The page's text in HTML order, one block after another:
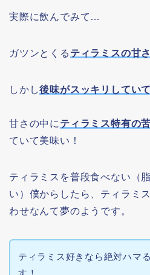
実際に飲んでみて…
ガツンとくる ティラミスの甘さ
しかし後味がスッキリしてい
甘さの中に ティラミス特有の
ていて美味い！
ティラミスを普段食べない（
い）僕からしたら、ティラミ
わせなんて夢のようです。
ティラミス好きなら絶対ハマ
す！